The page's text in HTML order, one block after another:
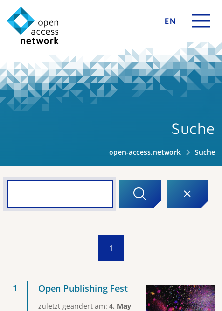
EN
Suche
open-access.network Suche
1
Open Publishing Fest
zuletzt geändert am: 4. May